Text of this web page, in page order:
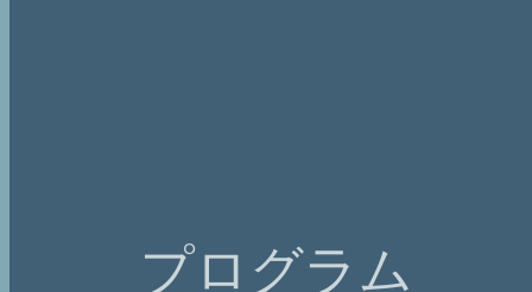
プログラム